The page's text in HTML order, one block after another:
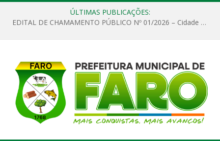
ÚLTIMAS PUBLICAÇÕES:
EDITAL DE CHAMAMENTO PÚBLICO Nº 01/2026 – Cidade de Faro